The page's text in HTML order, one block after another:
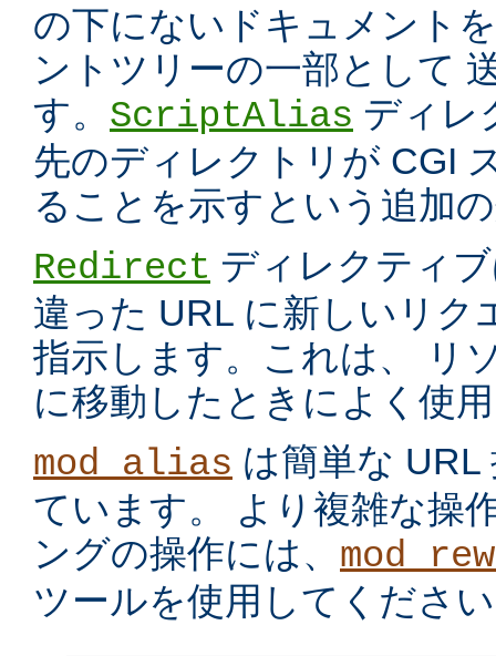
の下にないドキュメント
ントツリーの一部として
す。 ScriptAlias ディレ
先のディレクトリが CGI
ることを示すという追加
Redirect ディレクティ
違った URL に新しいリク
指示します。これは、 リ
に移動したときによく使
mod_alias は簡単な URL
ています。 より複雑な操
ングの操作には、
ツールを使用してくださ